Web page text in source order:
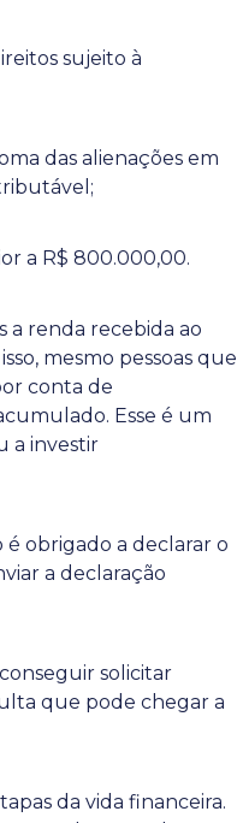
sujeito à
das alienações em
a R$ 800.000,00.
a renda recebida ao
mesmo pessoas que
conta de
Esse é um
a investir
é obrigado a declarar o
a declaração
solicitar
que pode chegar a
da vida financeira.